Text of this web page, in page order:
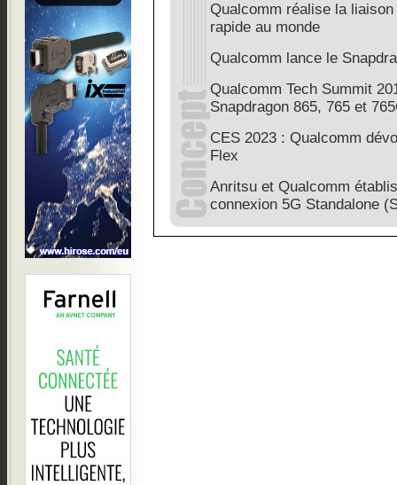
Qualcomm réalise la
rapide au monde
Qualcomm lance le
Qualcomm Tech Summit
Snapdragon 865, 765 et
CES 2023 : Qualcomm
Flex
Anritsu et Qualcomm
connexion 5G Standalone